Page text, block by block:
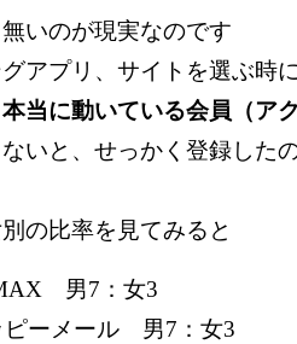
いのが現実なのです
アプリ、サイトを選ぶ時
当に動いている会員（ア
いと、せっかく登録した
の比率を見てみると
男7：女3
ピーメール 男7：女3